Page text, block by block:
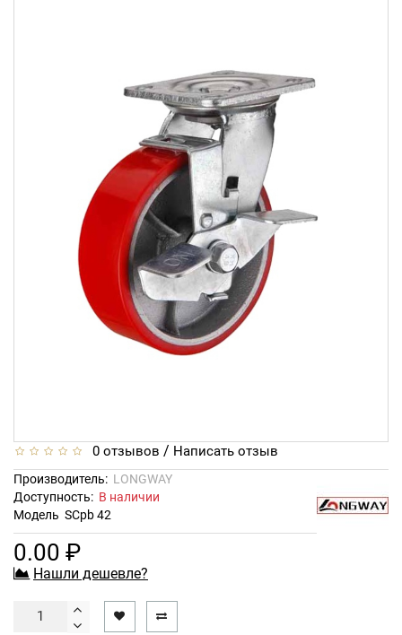
0 отзывов / Написать отзыв
Производитель: LONGWAY
Доступность: В наличии
Модель SCpb 42
0.00 ₽
Нашли дешевле?